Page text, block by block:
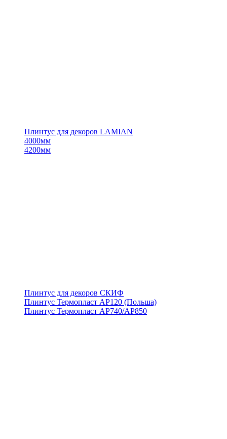
Плинтус для декоров LAMIAN
4000мм
4200мм
Плинтус для декоров СКИФ
Плинтус Термопласт АР120 (Польша)
Плинтус Термопласт АР740/АР850